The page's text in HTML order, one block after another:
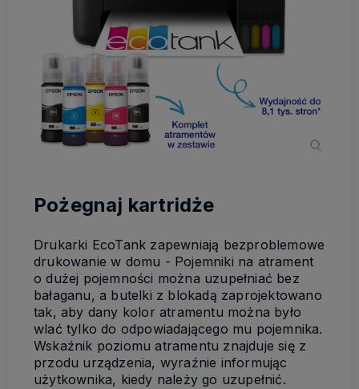
Pożegnaj kartridże
Drukarki EcoTank zapewniają bezproblemowe
drukowanie w domu - Pojemniki na atrament
o dużej pojemności można uzupełniać bez
bałaganu, a butelki z blokadą zaprojektowano
tak, aby dany kolor atramentu można było
wlać tylko do odpowiadającego mu pojemnika.
Wskaźnik poziomu atramentu znajduje się z
przodu urządzenia, wyraźnie informując
użytkownika, kiedy należy go uzupełnić.